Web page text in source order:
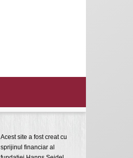
Acest site a fost creat cu
sprijinul financiar al